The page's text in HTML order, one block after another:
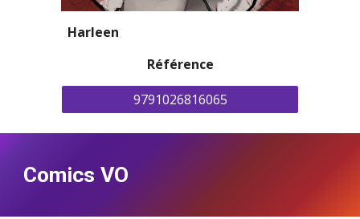
Harleen
Référence
9791026816065
Comics VO